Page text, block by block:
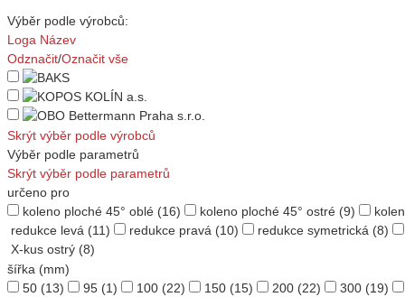
Výběr podle výrobců:
Loga Název
Odznačit/Označit vše
Skrýt výběr podle výrobců
Výběr podle parametrů
Skrýt výběr podle parametrů
určeno pro
koleno ploché 45° oblé (16) koleno ploché 45° ostré (9)
redukce levá (11) redukce pravá (10) redukce symetrická (8)
X-kus ostrý (8)
šířka (mm)
50 (13) 95 (1) 100 (22) 150 (15) 200 (22) 300 (19)